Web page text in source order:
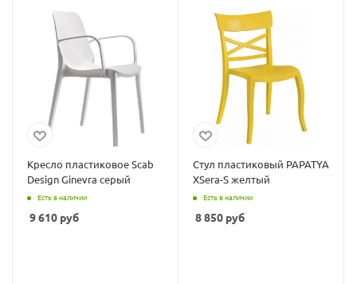
Кресло пластиковое Scab
Design Ginevra серый
Есть в наличии
9 610 руб
Стул пластиковый PAPATYA
XSera-S желтый
Есть в наличии
8 850 руб